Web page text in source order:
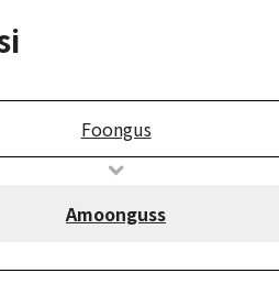
Foongus
Amoonguss